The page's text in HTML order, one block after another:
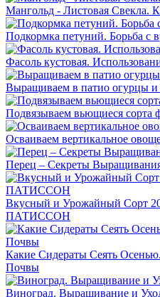
Мангольд - Листовая Свекла.
Подкормка петуний. Борьба с
Фасоль кустовая.
Выращиваем в патио огурцы и
Подвязываем вьющиеся сорта
Осваиваем вертикальное
Перец – Секреты
Вкусный и Урожайный Сорт
ПАТИССОН
Какие Сидераты Сеять
Почвы
Виноград. Выращивание и